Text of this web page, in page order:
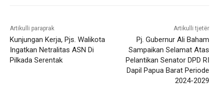
Artikulli paraprak
Kunjungan Kerja, Pjs. Walikota
Ingatkan Netralitas ASN Di
Pilkada Serentak
Artikulli tjetër
Pj. Gubernur Ali Baham
Sampaikan Selamat Atas
Pelantikan Senator DPD RI
Dapil Papua Barat Periode
2024-2029